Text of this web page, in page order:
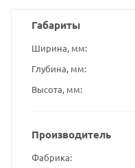
Габариты
Ширина, мм
Глубина, мм
Высота, мм
Производитель
Фабрика